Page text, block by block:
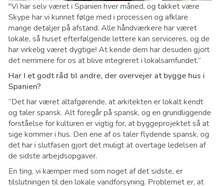
"Vi har selv været i Spanien hver måned, og takket være
Skype har vi kunnet følge med i processen og afklare
mange detaljer på afstand. Alle håndværkere har været
lokale, så huset efterfølgende lettere kan serviceres, og de
har virkelig været dygtige! At kende dem har desuden gjort
det nemmere for os at blive integreret i lokalsamfundet.”
Har I et godt råd til andre, der overvejer at bygge hus i
Spanien?
“Det har været altafgørende, at arkitekten er lokalt kendt
og taler spansk. Alt foregår på spansk, og en grundliggende
forståelse for kulturen er vigtig for, at byggeprojektet så at
sige kommer i hus. Den ene af os taler flydende spansk, og
det har i slutfasen gjort det muligt at overtage ledelsen af
de sidste arbejdsopgaver.
En ting, vi kæmper med som noget af det sidste, er
tilslutningen til den lokale vandforsyning. Problemet er, at